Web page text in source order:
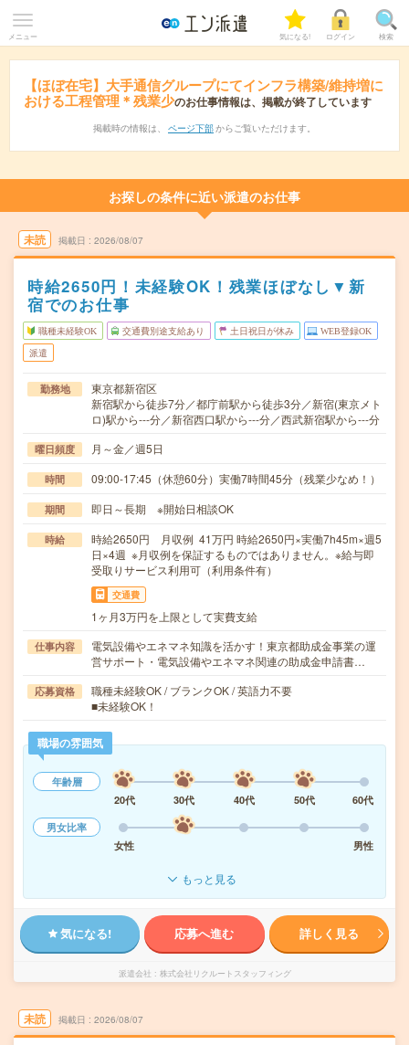
メニュー 気になる! ログイン 検索
【ほぼ在宅】大手通信グループにてインフラ構築/維持増に
おける工程管理＊残業少のお仕事情報は、掲載が終了しています
掲載時の情報は、 ページ下部 からご覧いただけます。
お探しの条件に近い派遣のお仕事
未読 掲載日 2026/08/07
時給2650円！未経験OK！残業ほぼなし▼新
宿でのお仕事
職種未経験OK 交通費別途支給あり 土日祝日が休み WEB登録OK
派遣
勤務地
東京都新宿区
新宿駅から徒歩7分／都庁前駅から徒歩3分／新宿(東京メト
ロ)駅から---分／新宿西口駅から---分／西武新宿駅から---分
曜日頻度 月～金／週5日
時間 09:00-17:45（休憩60分）実働7時間45分（残業少なめ！）
期間 即日～長期 ※開始日相談OK
時給
時給2650円 月収例 41万円 時給2650円×実働7h45m×週5
日×4週 ※月収例を保証するものではありません。※給与即
受取りサービス利用可（利用条件有）
交通費
1ヶ月3万円を上限として実費支給
仕事内容
電気設備やエネマネ知識を活かす！東京都助成金事業の運
営サポート・電気設備やエネマネ関連の助成金申請書…
応募資格
職種未経験OK / ブランクOK / 英語力不要
■未経験OK！
職場の雰囲気
年齢層
20代
30代 40代 50代
60代
男女比率
女性
男性
もっと見る
気になる! 応募へ進む 詳しく見る
派遣会社 株式会社リクルートスタッフィング
未読 掲載日 2026/08/07